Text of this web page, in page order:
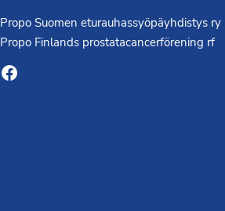
Propo Suomen eturauhassyöpäyhdistys ry
Propo Finlands prostatacancerförening rf
Facebook